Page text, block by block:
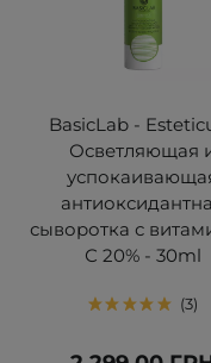
BasicLab -
Осветляющая
сыворотка с
С 20% - 30ml
3